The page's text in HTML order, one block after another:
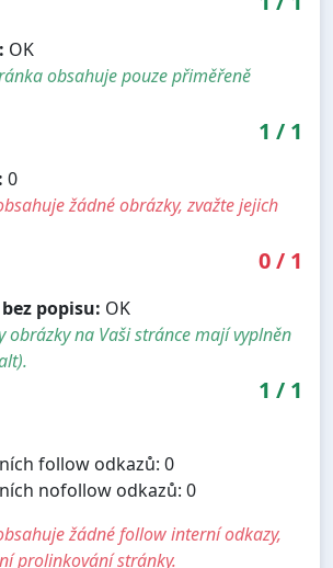
OK
obsahuje pouze přiměřeně
1 / 1
0
žádné obrázky, zvažte jejich
0/ 1
popisu: OK
obrázky na Vaši stránce mají vyplněn
1 / 1
follow odkazů: 0
nofollow odkazů: 0
žádné follow interní odkazy,
prolinkování stránky.